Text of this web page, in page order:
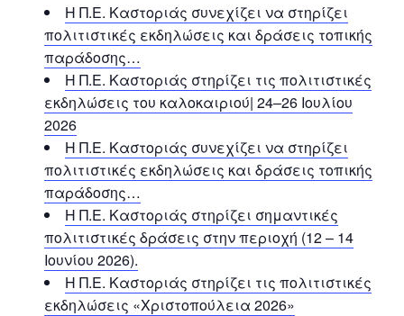
Η Π.Ε. Καστοριάς συνεχίζει να στηρίζει
πολιτιστικές εκδηλώσεις και δράσεις τοπικής
παράδοσης…
Η Π.Ε. Καστοριάς στηρίζει τις πολιτιστικές
εκδηλώσεις του καλοκαιριού| 24–26 Ιουλίου
2026
Η Π.Ε. Καστοριάς συνεχίζει να στηρίζει
πολιτιστικές εκδηλώσεις και δράσεις τοπικής
παράδοσης…
Η Π.Ε. Καστοριάς στηρίζει σημαντικές
πολιτιστικές δράσεις στην περιοχή (12 – 14
Ιουνίου 2026).
Η Π.Ε. Καστοριάς στηρίζει τις πολιτιστικές
εκδηλώσεις «Χριστοπούλεια 2026»